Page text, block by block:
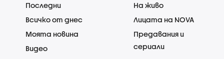
Последни
Всичко от днес
Моята новина
Видео
На живо
Лицата на NOVA
Предавания и
сериали